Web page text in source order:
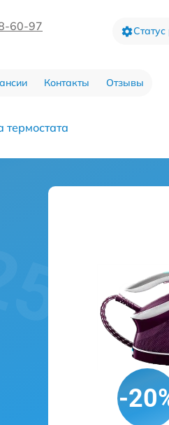
60-97 Статус
Контакты Отзывы
термостата
-